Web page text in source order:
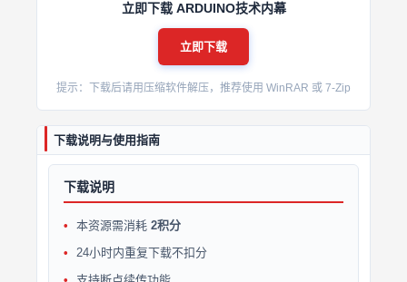
立即下载 ARDUINO技术内幕
立即下载
提示：下载后请用压缩软件解压，推荐使用 WinRAR 或 7-Zip
下载说明与使用指南
下载说明
本资源需消耗 2积分
24小时内重复下载不扣分